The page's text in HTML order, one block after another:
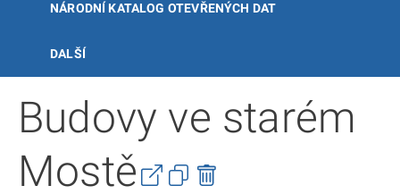
NÁRODNÍ KATALOG OTEVŘENÝCH DAT
DALŠÍ
Budovy ve starém
Mostě